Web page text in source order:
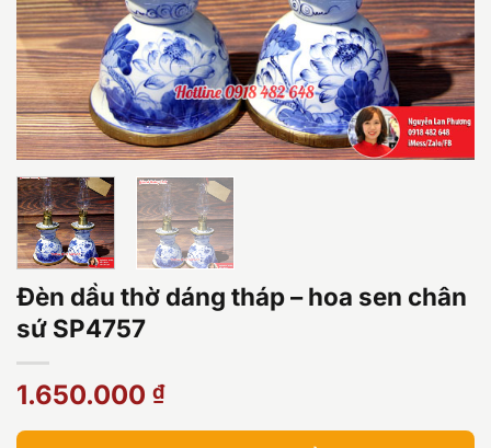
Đèn dầu thờ dáng tháp – hoa sen chân
sứ SP4757
1.650.000 ₫